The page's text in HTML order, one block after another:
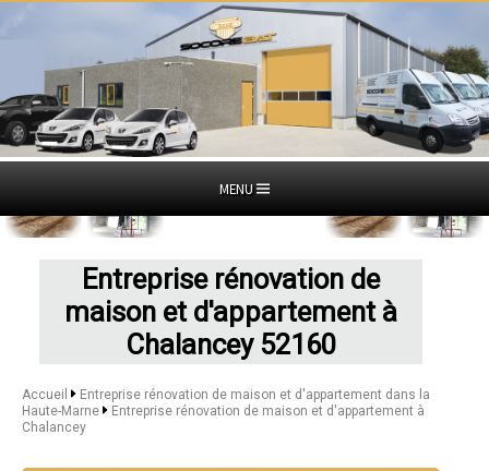
MENU
Entreprise rénovation de
maison et d'appartement à
Chalancey 52160
Accueil
Entreprise rénovation de maison et d'appartement dans la
Haute-Marne
Entreprise rénovation de maison et d'appartement à
Chalancey